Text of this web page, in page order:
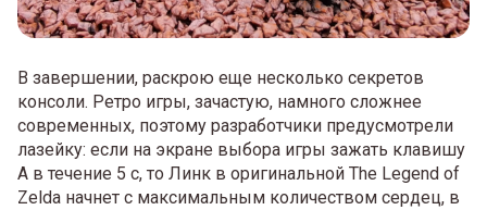
В завершении, раскрою еще несколько секретов
консоли. Ретро игры, зачастую, намного сложнее
современных, поэтому разработчики предусмотрели
лазейку: если на экране выбора игры зажать клавишу
A в течение 5 с, то Линк в оригинальной The Legend of
Zelda начнет с максимальным количеством сердец, в